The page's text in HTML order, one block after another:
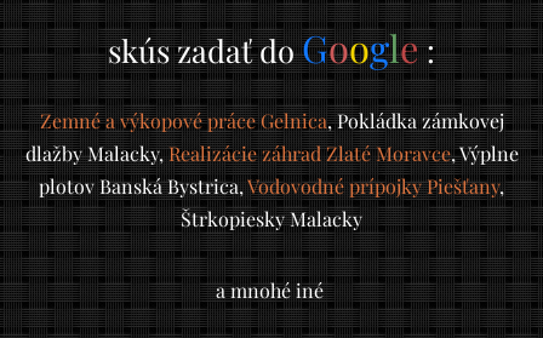
skús zadať doGoogle:
Zemné a výkopové práce Gelnica, Pokládka zámkovej
dlažby Malacky,Realizácie záhrad Zlaté Moravce, Výplne
plotov Banská Bystrica,Vodovodné prípojky Piešťany,
Štrkopiesky Malacky
a mnohé iné